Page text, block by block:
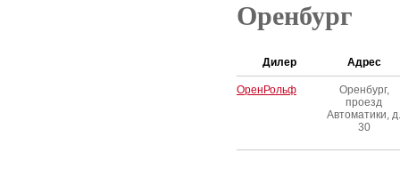
Оренбург
Дилер Адрес
ОренРольф
Оренбург,
проезд
Автоматики, д.
30